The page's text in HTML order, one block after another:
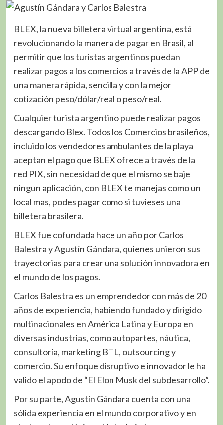
BLEX, la nueva billetera virtual argentina, está
revolucionando la manera de pagar en Brasil, al
permitir que los turistas argentinos puedan
realizar pagos a los comercios a través de la APP de
una manera rápida, sencilla y con la mejor
cotización peso/dólar/real o peso/real.
Cualquier turista argentino puede realizar pagos
descargando Blex. Todos los Comercios brasileños,
incluido los vendedores ambulantes de la playa
aceptan el pago que BLEX ofrece a través de la
red PIX, sin necesidad de que el mismo se baje
ningun aplicación, con BLEX te manejas como un
local mas, podes pagar como si tuvieses una
billetera brasilera.
BLEX fue cofundada hace un año por Carlos
Balestra y Agustín Gándara, quienes unieron sus
trayectorias para crear una solución innovadora en
el mundo de los pagos.
Carlos Balestra es un emprendedor con más de 20
años de experiencia, habiendo fundado y dirigido
multinacionales en América Latina y Europa en
diversas industrias, como autopartes, náutica,
consultoría, marketing BTL, outsourcing y
comercio. Su enfoque disruptivo e innovador le ha
valido el apodo de “El Elon Musk del subdesarrollo”.
Por su parte, Agustín Gándara cuenta con una
sólida experiencia en el mundo corporativo y en